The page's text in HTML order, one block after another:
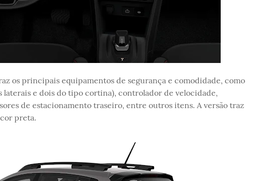
os principais equipamentos de segurança e comodidade, como
laterais e dois do tipo cortina), controlador de velocidade,
de estacionamento traseiro, entre outros itens. A versão traz
preta.